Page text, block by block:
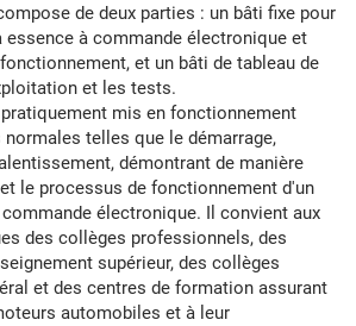
de deux parties : un bâti fixe pour
essence à commande électronique et
et un bâti de tableau de
et les tests.
mis en fonctionnement
telles que le démarrage,
démontrant de manière
le processus de fonctionnement d'un
électronique. Il convient aux
des collèges professionnels, des
supérieur, des collèges
et des centres de formation assurant
automobiles et à leur